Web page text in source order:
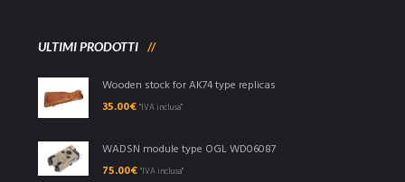
ULTIMI PRODOTTI
Wooden stock for AK74 type replicas
35.00€ "IVA inclusa"
WADSN module type OGL WD06087
75.00€ "IVA inclusa"